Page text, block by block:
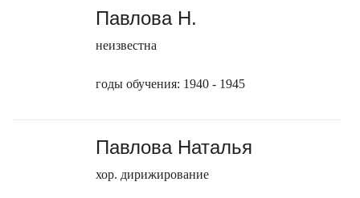
Павлова Н.
неизвестна
годы обучения: 1940 - 1945
Павлова Наталья
хор. дирижирование